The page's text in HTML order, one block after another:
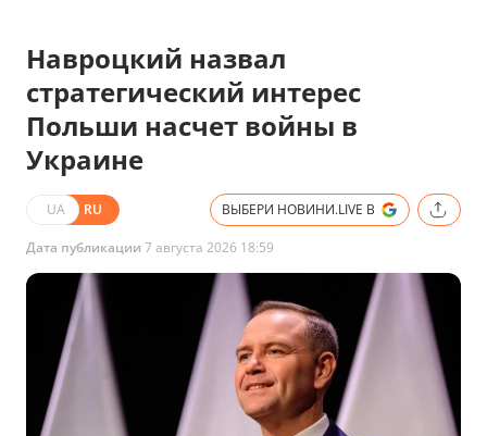
Навроцкий назвал
стратегический интерес
Польши насчет войны в
Украине
UA RU ВЫБЕРИ НОВИНИ.LIVE В
Дата публикации 7 августа 2026 18:59